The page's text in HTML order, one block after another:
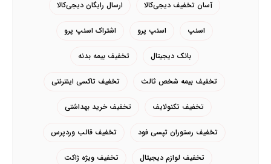
آسان تخفیف دیجی‌کالا ارسال رایگان دیجی‌کالا
اسنپ اسنپ پرو اشتراک اسنپ پرو
بانک دیجیتال تخفیف بیمه بدنه
تخفیف بیمه شخص ثالث تخفیف تاکسی اینترنتی
تخفیف تکنولایف تخفیف خرید بهداشتی
تخفیف رستوران تپسی فود تخفیف قالب وردپرس
تخفیف لوازم دیجیتال تخفیف ویژه ژاکت